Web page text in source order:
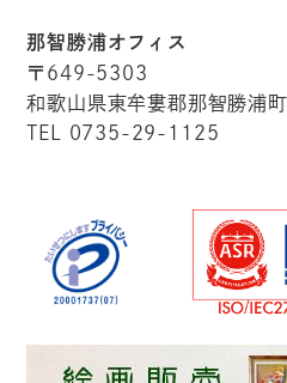
那智勝浦オフィス
〒649-5303
和歌山県東牟婁郡那智勝浦
TEL 0735-29-1125